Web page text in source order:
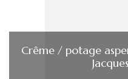
Crême / potage